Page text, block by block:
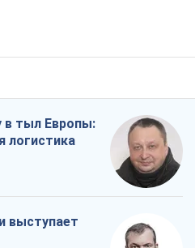
в тыл Европы:
логистика
выступает